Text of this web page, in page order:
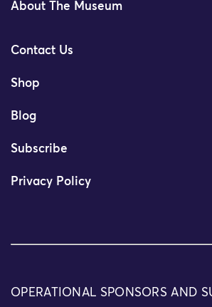
About The Museum
Contact Us
Shop
Blog
Subscribe
Privacy Policy
OPERATIONAL SPONSORS AND